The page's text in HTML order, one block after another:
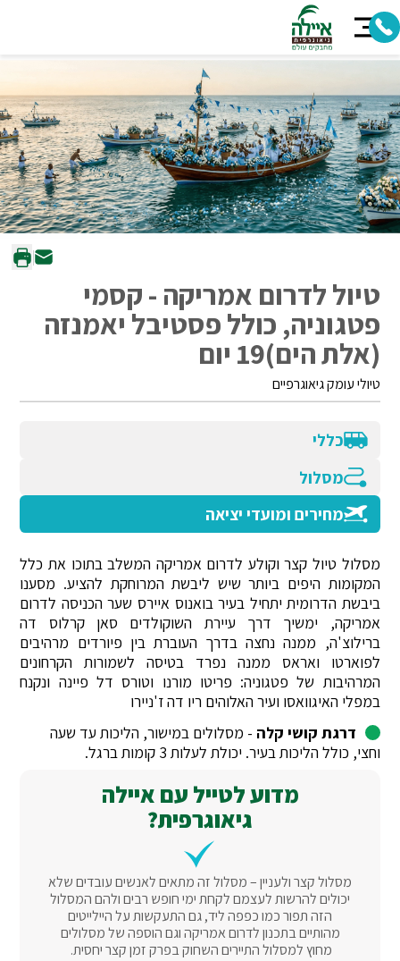
טיול לדרום אמריקה - קסמי
פטגוניה, כולל פסטיבל יאמנזה
(אלת הים)19 יום
טיולי עומק גיאוגרפיים
כללי
מסלול
מחירים ומועדי יציאה
מסלול טיול קצר וקולע לדרום אמריקה המשלב בתוכו את כלל
המקומות היפים ביותר שיש ליבשת המרוחקת להציע. מסענו
ביבשת הדרומית יתחיל בעיר בואנוס איירס שער הכניסה לדרום
אמריקה, ימשיך דרך עיירת השוקולדים סאן קרלוס דה
ברילוצ'ה, ממנה נחצה בדרך העוברת בין פיורדים מרהיבים
לפוארטו ואראס ממנה נפרד בטיסה לשמורות הקרחונים
המרהיבות של פטגוניה: פריטו מורנו וטורס דל פיינה ונקנח
במפלי האיגוואסו ועיר האלוהים ריו דה ז'ניירו
דרגת קושי קלה - מסלולים במישור, הליכות עד שעה
וחצי, כולל הליכות בעיר. יכולת לעלות 3 קומות ברגל.
מדוע לטייל עם איילה
גיאוגרפית?
מסלול קצר ולעניין – מסלול זה מתאים לאנשים עובדים שלא
יכולים להרשות לעצמם לקחת ימי חופש רבים ולהם המסלול
הזה תפור כמו כפפה ליד, גם התעקשות על היילייטים
מהותיים בתכנון לדרום אמריקה וגם הוספה של מסלולים
מחוץ למסלול התיירים השחוק בפרק זמן קצר יחסית.